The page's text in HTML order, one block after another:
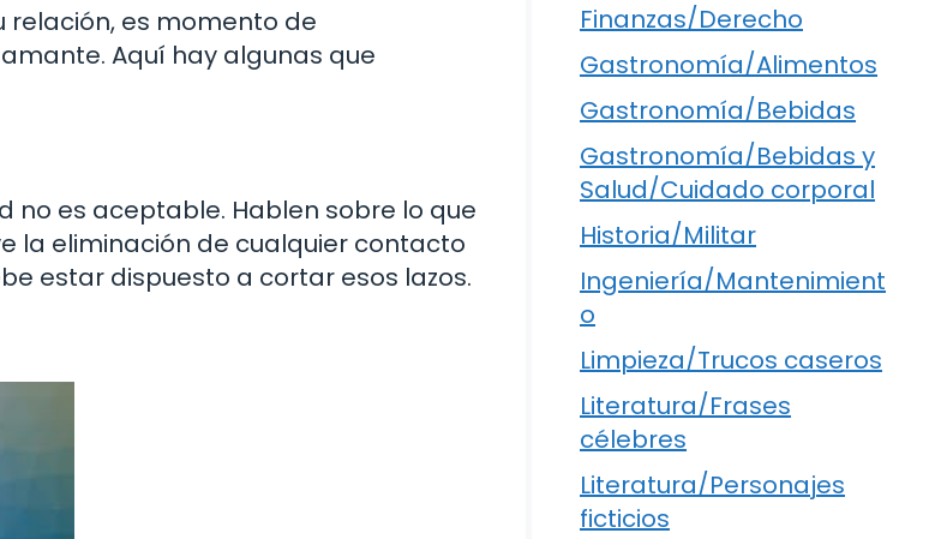
relación, es momento de
Aquí hay algunas que
no es aceptable. Hablen sobre lo que
la eliminación de cualquier contacto
estar dispuesto a cortar esos lazos.
Finanzas/Derecho
Gastronomía/Alimentos
Gastronomía/Bebidas
Gastronomía/Bebidas y
Salud/Cuidado corporal
Historia/Militar
Ingeniería/Mantenimient
o
Limpieza/Trucos caseros
Literatura/Frases
célebres
Literatura/Personajes
ficticios